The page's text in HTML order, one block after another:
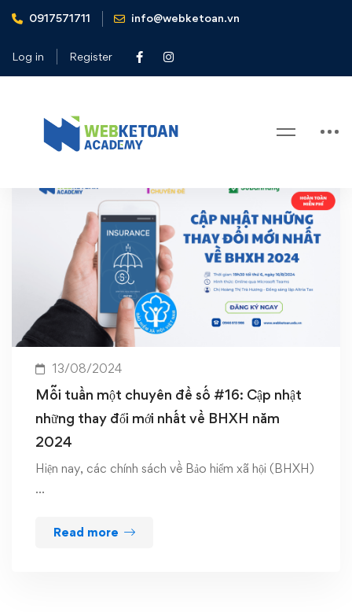
0917571711 info@webketoan.vn
Log in Register
Home Chính sách BHXH 2024
Tag: Chính sách BHXH 2024
13/08/2024
Mỗi tuần một chuyên đề số #16: Cập nhật
những thay đổi mới nhất về BHXH năm
2024
Hiện nay, các chính sách về Bảo hiểm xã hội (BHXH)
…
Read more